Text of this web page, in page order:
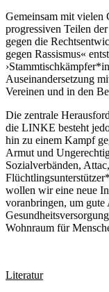
Gemeinsam mit vielen
progressiven Teilen
gegen die
gegen Rassismus«
Auseinandersetzung
Vereinen und in den
Die zentrale
die LINKE besteht
hin zu einem Kampf
Armut und
Sozialverbänden,
wollen wir eine neue
voranbringen, um gute
Wohnraum für
Literatur